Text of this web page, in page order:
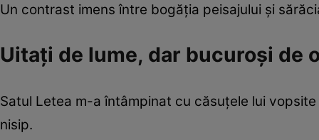
Un contrast imens între bogăţia peisajului şi
Uitaţi de lume, dar bucuroşi de
Satul Letea m-a întâmpinat cu căsuţele lui
nisip.